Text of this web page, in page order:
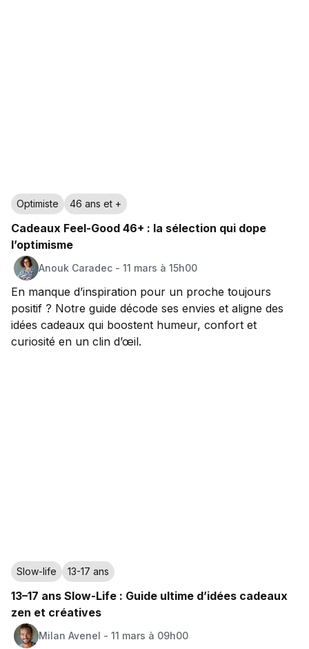
Optimiste 46 ans et +
Cadeaux Feel-Good 46+ : la sélection qui dope
l’optimisme
Anouk Caradec - 11 mars à 15h00
En manque d’inspiration pour un proche toujours
positif ? Notre guide décode ses envies et aligne des
idées cadeaux qui boostent humeur, confort et
curiosité en un clin d’œil.
Slow-life 13-17 ans
13–17 ans Slow-Life : Guide ultime d’idées cadeaux
zen et créatives
Milan Avenel - 11 mars à 09h00